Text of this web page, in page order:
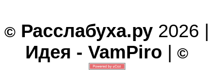
© Расслабуха.ру 2026 |
Идея - VamPiro | ©